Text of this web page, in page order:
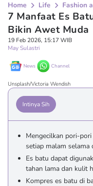
Home Life Fashion
7 Manfaat Es
Bikin Awet Muda
19 Feb 2026, 15:17 WIB
May Sulastri
News Channel
Unsplash/Victoria Wendish
Intinya Sih
Mengecilkan pori-
setiap malam selama
Es batu dapat
tahan lama dan kulit
Kompres es batu di